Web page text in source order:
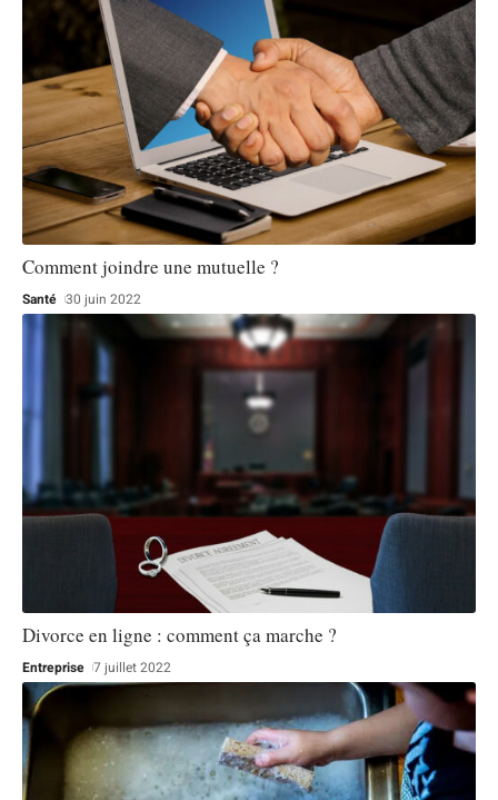
Comment joindre une mutuelle ?
Santé 30 juin 2022
Divorce en ligne : comment ça marche ?
Entreprise 7 juillet 2022